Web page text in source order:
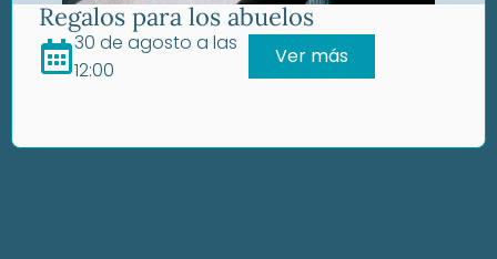
Regalos para los abuelos
30 de agosto a las
12:00
Ver más